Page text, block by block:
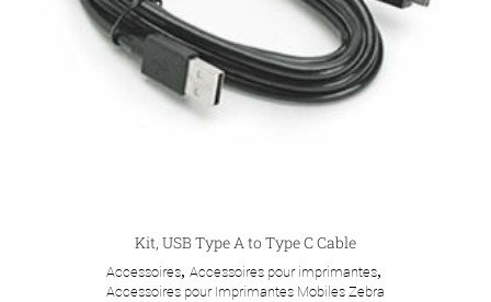
Kit, USB Type A to Type C Cable
Accessoires, Accessoires pour imprimantes,
Accessoires pour Imprimantes Mobiles Zebra